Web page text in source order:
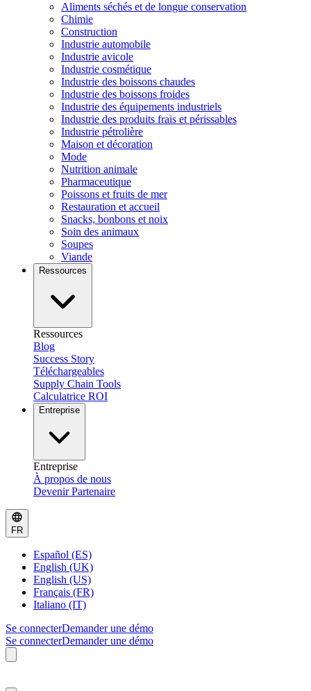
Aliments séchés et de longue conservation
Chimie
Construction
Industrie automobile
Industrie avicole
Industrie cosmétique
Industrie des boissons chaudes
Industrie des boissons froides
Industrie des équipements industriels
Industrie des produits frais et périssables
Industrie pétrolière
Maison et décoration
Mode
Nutrition animale
Pharmaceutique
Poissons et fruits de mer
Restauration et accueil
Snacks, bonbons et noix
Soin des animaux
Soupes
Viande
Ressources
Ressources
Blog
Success Story
Téléchargeables
Supply Chain Tools
Calculatrice ROI
Entreprise
Entreprise
À propos de nous
Devenir Partenaire
FR
Español (ES)
English (UK)
English (US)
Français (FR)
Italiano (IT)
Se connecterDemander une démo
Se connecterDemander une démo